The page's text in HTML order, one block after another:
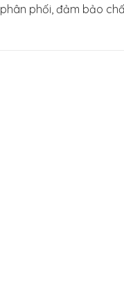
phân phối, đảm bảo